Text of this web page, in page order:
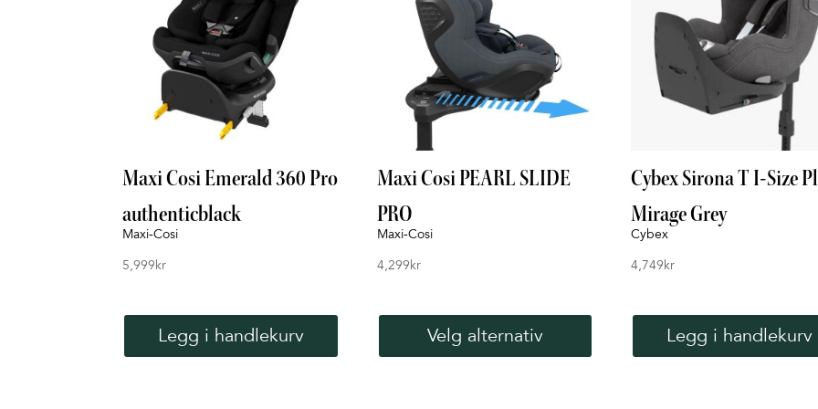
Maxi Cosi Emerald 360 Pro
authenticblack
Maxi-Cosi
5,999kr
Legg i handlekurv
Maxi Cosi PEARL SLIDE
PRO
Maxi-Cosi
4,299kr
Velg alternativ
Cybex Sirona T I-Size
Mirage Grey
Cybex
4,749kr
Legg i handlekurv